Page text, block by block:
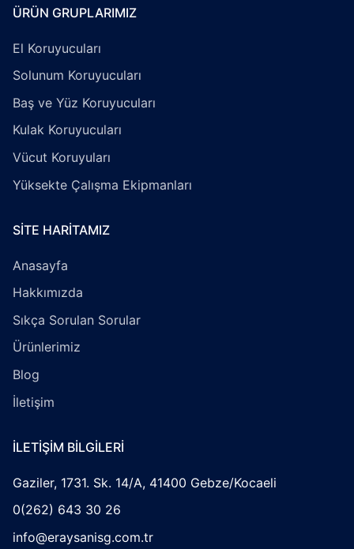
ÜRÜN GRUPLARIMIZ
El Koruyucuları
Solunum Koruyucuları
Baş ve Yüz Koruyucuları
Kulak Koruyucuları
Vücut Koruyuları
Yüksekte Çalışma Ekipmanları
SITE HARITAMIZ
Anasayfa
Hakkımızda
Sıkça Sorulan Sorular
Ürünlerimiz
Blog
İletişim
İLETIŞIM BILGILERI
Gaziler, 1731. Sk. 14/A, 41400 Gebze/Kocaeli
0(262) 643 30 26
info@eraysanisg.com.tr